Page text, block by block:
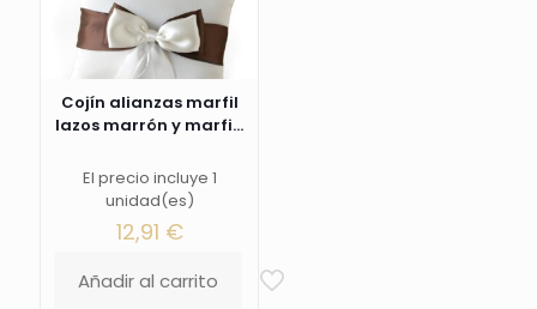
Cojín alianzas marfil
lazos marrón y marfi...
El precio incluye 1
unidad(es)
12,91 €
Añadir al carrito